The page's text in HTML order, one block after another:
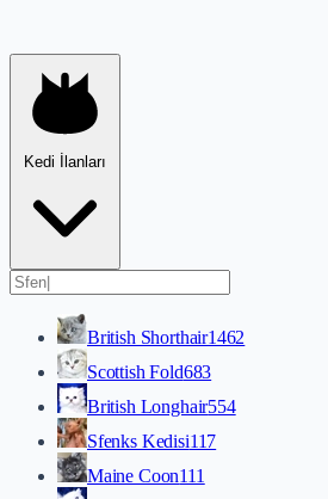
Kedi İlanları
British Shorthair1462
Scottish Fold683
British Longhair554
Sfenks Kedisi117
Maine Coon111